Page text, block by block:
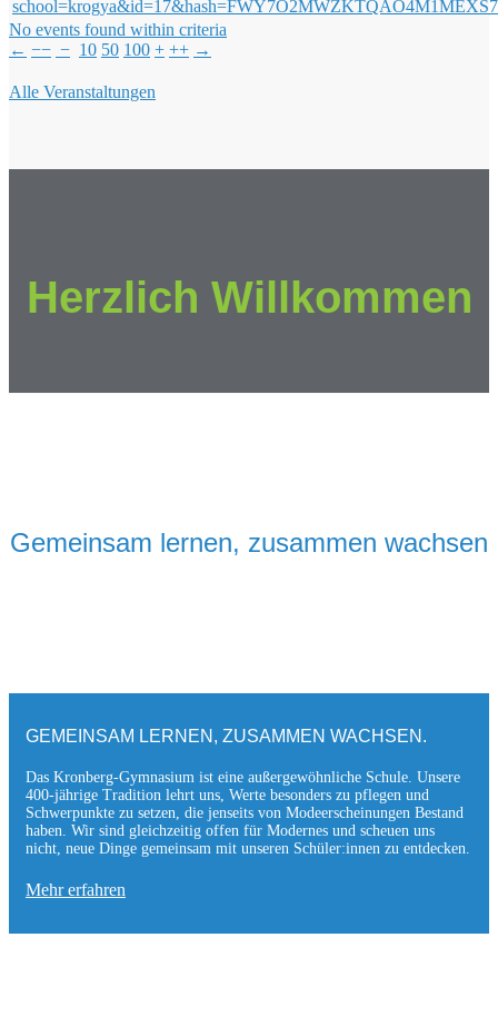
No events found within criteria
← −− − 10 50 100 + ++ →
Alle Veranstaltungen
Herzlich Willkommen
Gemeinsam lernen, zusammen wachsen
GEMEINSAM LERNEN, ZUSAMMEN WACHSEN.
Das Kronberg-Gymnasium ist eine außergewöhnliche Schule. Unsere
400-jährige Tradition lehrt uns, Werte besonders zu pflegen und
Schwerpunkte zu setzen, die jen­seits von Modeerscheinungen Be­stand
haben. Wir sind gleichzeitig offen für Modernes und scheuen uns
nicht, neue Dinge gemeinsam mit unseren Schüler:innen zu entde­cken.
Mehr erfahren